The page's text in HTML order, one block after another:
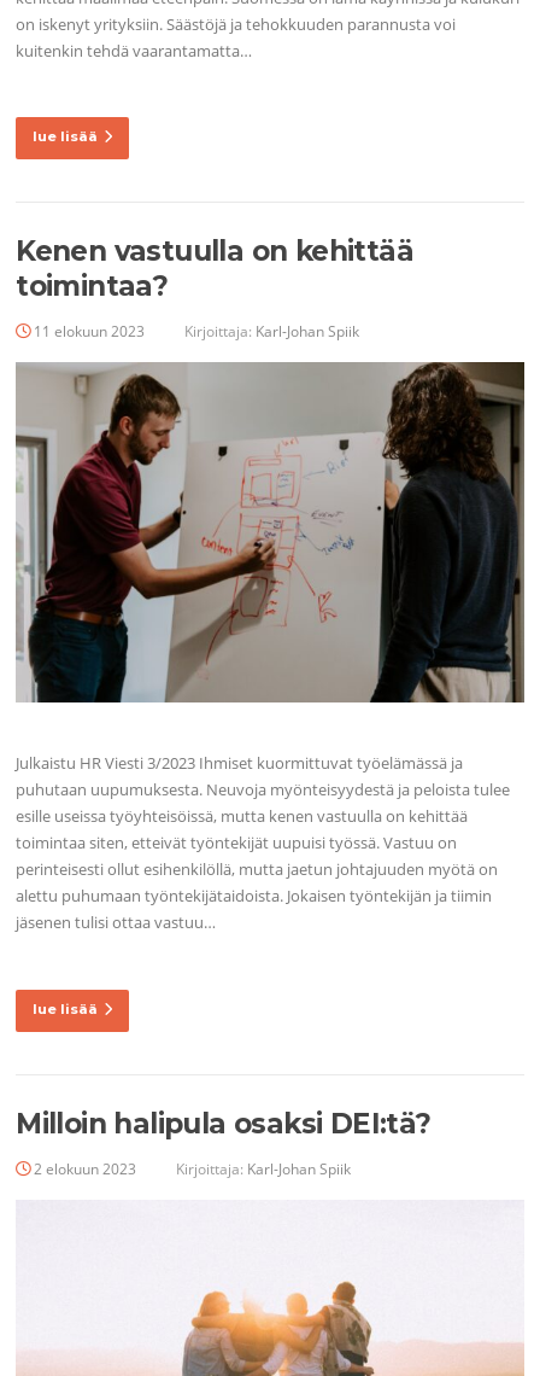
on iskenyt yrityksiin. Säästöjä ja tehokkuuden parannusta voi
kuitenkin tehdä vaarantamatta…
lue lisää
Kenen vastuulla on kehittää
toimintaa?
11 elokuun 2023 Kirjoittaja: Karl-Johan Spiik
Julkaistu HR Viesti 3/2023 Ihmiset kuormittuvat työelämässä ja
puhutaan uupumuksesta. Neuvoja myönteisyydestä ja peloista tulee
esille useissa työyhteisöissä, mutta kenen vastuulla on kehittää
toimintaa siten, etteivät työntekijät uupuisi työssä. Vastuu on
perinteisesti ollut esihenkilöllä, mutta jaetun johtajuuden myötä on
alettu puhumaan työntekijätaidoista. Jokaisen työntekijän ja tiimin
jäsenen tulisi ottaa vastuu…
lue lisää
Milloin halipula osaksi DEI:tä?
2 elokuun 2023 Kirjoittaja: Karl-Johan Spiik